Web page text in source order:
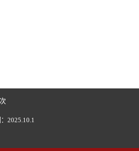
次
2025.10.1